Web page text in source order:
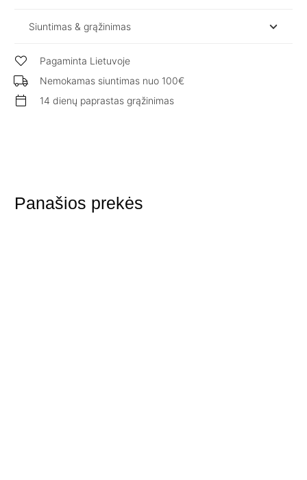
Siuntimas & grąžinimas
Pagaminta Lietuvoje
Nemokamas siuntimas nuo 100€
14 dienų paprastas grąžinimas
Panašios prekės